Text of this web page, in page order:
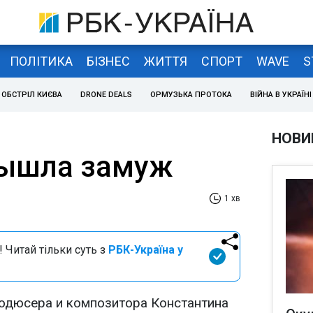
ПОЛІТИКА БІЗНЕС ЖИТТЯ СПОРТ WAVE
ОБСТРІЛ КИЄВА DRONE DEALS ОРМУЗЬКА ПРОТОКА ВІЙНА В УКРАЇНІ
замуж
1 хв
тільки суть з РБК-Україна у
и композитора Константина